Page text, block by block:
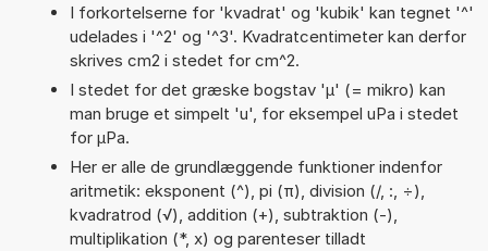
I forkortelserne for 'kvadrat' og 'kubik' kan tegnet '^'
udelades i '^2' og '^3'. Kvadratcentimeter kan derfor
skrives cm2 i stedet for cm^2.
I stedet for det græske bogstav 'µ' (= mikro) kan
man bruge et simpelt 'u', for eksempel uPa i stedet
for µPa.
Her er alle de grundlæggende funktioner indenfor
aritmetik: eksponent (^), pi (π), division (/, :, ÷),
kvadratrod (√), addition (+), subtraktion (-),
multiplikation (*, x) og parenteser tilladt